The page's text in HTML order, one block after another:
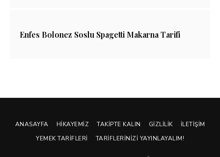
Enfes Bolonez Soslu Spagetti Makarna Tarifi
ANASAYFA HIKAYEMIZ TAKIPTE KALIN GIZLILIK
İLETIŞIM
YEMEK TARIFLERI
TARIFLERINIZI YAYINLAYALIM!